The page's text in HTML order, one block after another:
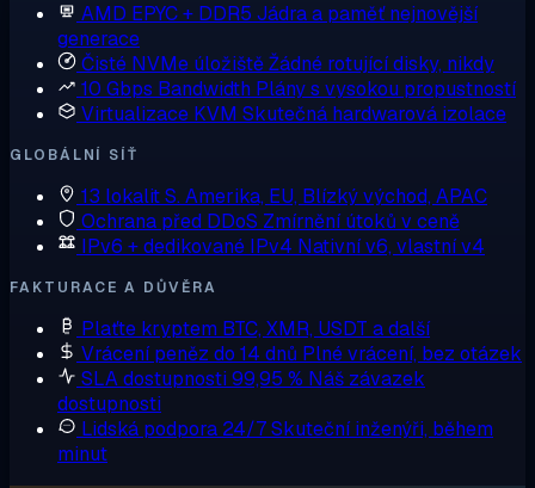
AMD EPYC + DDR5 Jádra a paměť nejnovější
generace
Čisté NVMe úložištěŽádné rotující disky, nikdy
10 Gbps Bandwidth Plány s vysokou propustností
Virtualizace KVM Skutečná hardwarová izolace
GLOBÁLNÍ SÍŤ
13 lokalitS. Amerika, EU, Blízký východ, APAC
Ochrana před DDoS Zmírnění útoků v ceně
IPv6 + dedikované IPv4 Nativní v6, vlastní v4
FAKTURACE A DŮVĚRA
Plaťte kryptem BTC, XMR, USDT a další
Vrácení peněz do 14 dnů Plné vrácení, bez otázek
SLA dostupnosti 99,95 % Náš závazek
dostupnosti
Lidská podpora 24/7Skuteční inženýři, během
minut